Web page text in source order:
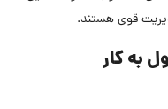
قوی هستند.
به کار